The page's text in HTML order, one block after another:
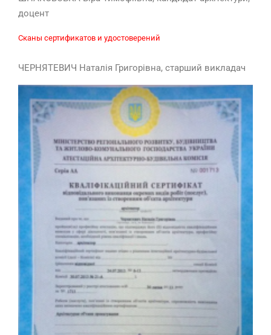
доцент
Сканы сертификатов и удостоверений
ЧЕРНЯТЕВИЧ Наталія Григорівна, старший викладач